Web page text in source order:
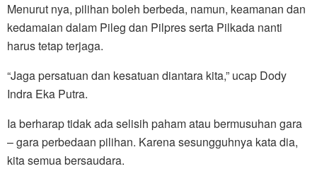
Menurut nya, pilihan boleh berbeda, namun, keamanan dan
kedamaian dalam Pileg dan Pilpres serta Pilkada nanti
harus tetap terjaga.
“Jaga persatuan dan kesatuan diantara kita,” ucap Dody
Indra Eka Putra.
Ia berharap tidak ada selisih paham atau bermusuhan gara
– gara perbedaan pilihan. Karena sesungguhnya kata dia,
kita semua bersaudara.